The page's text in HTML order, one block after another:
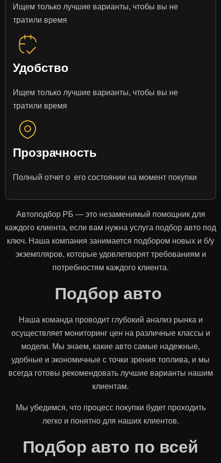
Ищем только лучшие варианты, чтобы вы не
тратили время
Удобство
Ищем только лучшие варианты, чтобы вы не
тратили время
Прозрачность
Полный отчет о его состоянии на момент покупки
Автоподбор РБ — это незаменимый помощник для
каждого клиента, если вам нужна услуга подбор авто под
ключ. Наша компания занимается подбором новых и б/у
экземпляров, которые удовлетворят требованиям и
потребностям каждого клиента.
Подбор авто
Наша команда проводит глубокий анализ рынка и
осуществляет мониторинг цен на различные классы и
модели. Мы знаем, какие авто самые надежные,
удобные и экономичные с точки зрения топлива, и мы
всегда готовы рекомендовать лучшие варианты нашим
клиентам.
Мы убедимся, что процесс покупки будет проходить
легко и понятно для наших клиентов.
Подбор авто по всей